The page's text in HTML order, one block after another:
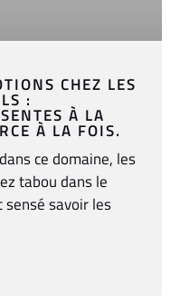
CHEZ LES
:
À LA
À LA FOIS.
ce domaine, les
tabou dans le
savoir les